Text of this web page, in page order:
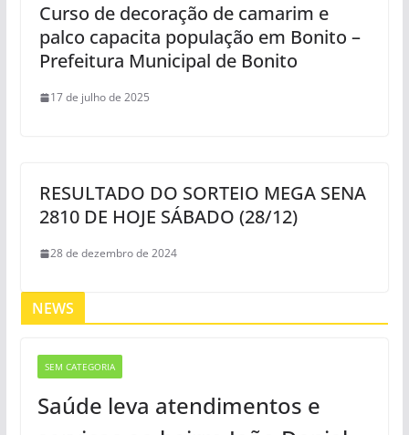
Curso de decoração de camarim e
palco capacita população em Bonito –
Prefeitura Municipal de Bonito
17 de julho de 2025
RESULTADO DO SORTEIO MEGA SENA
2810 DE HOJE SÁBADO (28/12)
28 de dezembro de 2024
NEWS
SEM CATEGORIA
Saúde leva atendimentos e